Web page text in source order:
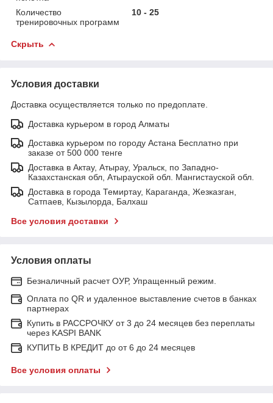
Количество
тренировочных программ
10 - 25
Скрыть
Условия доставки
Доставка осуществляется только по предоплате.
Доставка курьером в город Алматы
Доставка курьером по городу Астана Бесплатно при
заказе от 500 000 тенге
Доставка в Актау, Атырау, Уральск, по Западно-
Казахстанская обл, Атырауской обл. Мангистауской обл.
Доставка в города Темиртау, Караганда, Жезказган,
Сатпаев, Кызылорда, Балхаш
Все условия доставки
Условия оплаты
Безналичный расчет ОУР, Упращенный режим.
Оплата по QR и удаленное выставление счетов в банках
партнерах
Купить в РАССРОЧКУ от 3 до 24 месяцев без переплаты
через KASPI BANK
КУПИТЬ В КРЕДИТ до от 6 до 24 месяцев
Все условия оплаты